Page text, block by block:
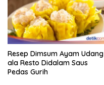
Resep Dimsum Ayam Udang
ala Resto Didalam Saus
Pedas Gurih